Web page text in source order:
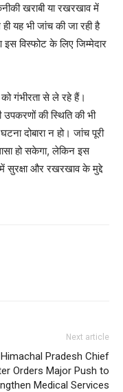
खराबी या रखरखाव में
यह भी जांच की जा रही है
विस्फोट के लिए जिम्मेदार
गंभीरता से ले रहे हैं।
की स्थिति की भी
दोबारा न हो। जांच पूरी
हो सकेगा, लेकिन इस
सुरक्षा और रखरखाव के मुद्दे
Next article
Himachal Pradesh Chief
Orders Major Push to
Medical Services